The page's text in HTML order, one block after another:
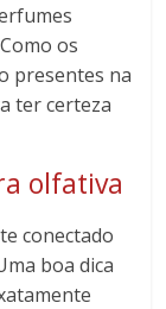
os
presentes na
ter certeza
olfativa
conectado
boa dica